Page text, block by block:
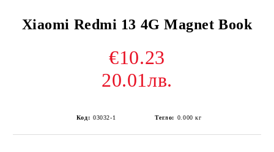
Xiaomi Redmi 13 4G Magnet Book
€10.23
20.01лв.
Код: 03032-1 Тегло: 0.000 кг